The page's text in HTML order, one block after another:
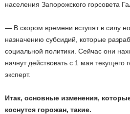
населения Запорожского горсовета
— В скором времени вступят в силу
назначению субсидий, которые
социальной политики. Сейчас они
начнут действовать с 1 мая текущего
эксперт.
Итак, основные изменения,
коснутся горожан, такие.